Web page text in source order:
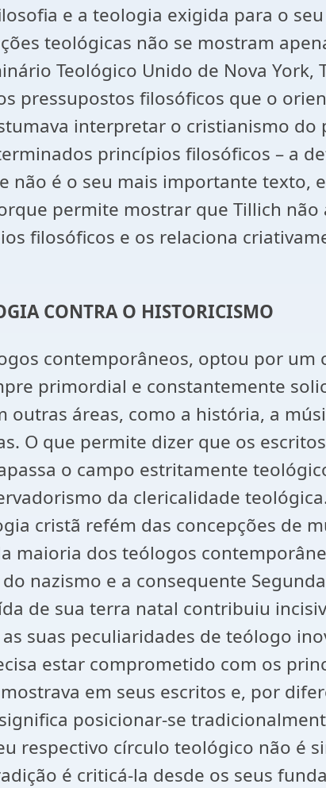
e a teologia exigida para o
teológicas não se mostram
Teológico Unido de Nova
pressupostos filosóficos que o
interpretar o cristianismo
princípios filosóficos – a
não é o seu mais importante texto,
permite mostrar que Tillich
filosóficos e os relaciona
CONTRA O HISTORICISMO
contemporâneos, optou por um
primordial e constantemente
áreas, como a história, a
O que permite dizer que os
o campo estritamente
da clericalidade
cristã refém das concepções de
maioria dos teólogos
nazismo e a consequente
de sua terra natal contribuiu
suas peculiaridades de teólogo
estar comprometido com os
em seus escritos e, por
posicionar-se
respectivo círculo teológico não é
é criticá-la desde os seus